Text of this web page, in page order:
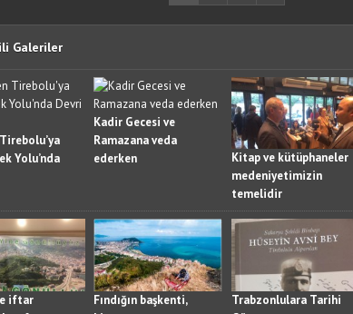
Galeriler
Yolu’nda
Kadir Gecesi ve
Ramazana veda
ederken
Kitap ve kütüphaneler
medeniyetimizin
temelidir
iftar
Fındığın başkenti,
Trabzonlulara Tarihi